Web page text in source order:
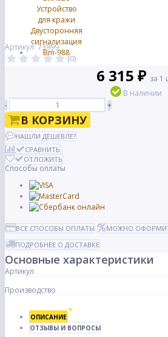
Артикул: 73999
(0)
6 315 ₽ за 1
В наличии
-
+
В КОРЗИНУ
НАШЛИ ДЕШЕВЛЕ?
СРАВНИТЬ
ОТЛОЖИТЬ
Способы оплаты
ВСЕ СПОСОБЫ ОПЛАТЫ
МОЖНО
ПОДРОБНЕЕ О ДОСТАВКЕ
Основные характеристики
Артикул
Производство
ОПИСАНИЕ
ОТЗЫВЫ И ВОПРОСЫ